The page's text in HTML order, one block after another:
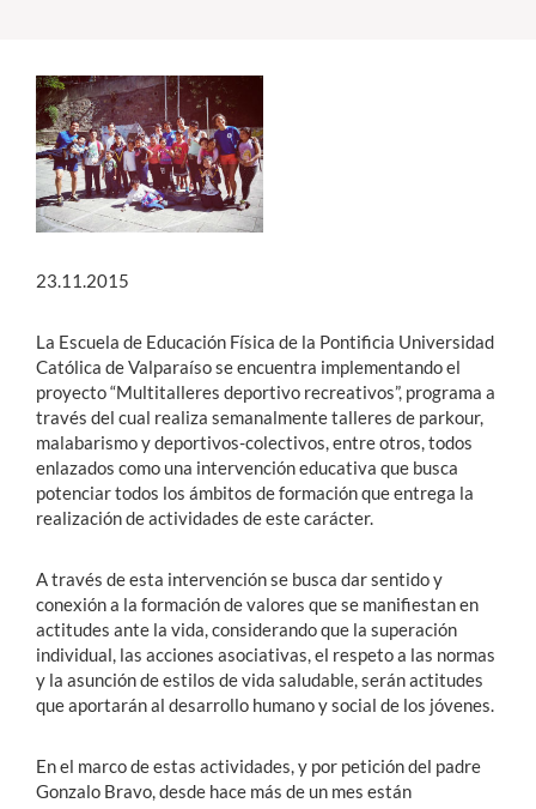
Alumni
English
23.11.2015
La Escuela de Educación Física de la Pontificia Universidad
Católica de Valparaíso se encuentra implementando el
proyecto “Multitalleres deportivo recreativos”, programa a
través del cual realiza semanalmente talleres de parkour,
malabarismo y deportivos-colectivos, entre otros, todos
enlazados como una intervención educativa que busca
potenciar todos los ámbitos de formación que entrega la
realización de actividades de este carácter.
A través de esta intervención se busca dar sentido y
conexión a la formación de valores que se manifiestan en
actitudes ante la vida, considerando que la superación
individual, las acciones asociativas, el respeto a las normas
y la asunción de estilos de vida saludable, serán actitudes
que aportarán al desarrollo humano y social de los jóvenes.
En el marco de estas actividades, y por petición del padre
Gonzalo Bravo, desde hace más de un mes están